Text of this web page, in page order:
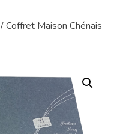
/ Coffret Maison Chénais